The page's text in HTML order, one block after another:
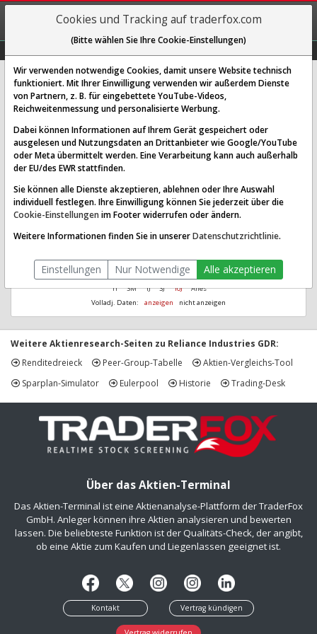
REGIS-
TRIEREN
Reliance Industries GDR
[RLI | WKN 884241 | ISIN US7594701077]
Aus 1.000
wurden seit 2016
3.709,89
Ø Performance
letzte 10 Jahre
14,44 %
1T 3M 1J 3J 10J
Alles
Volladj. Daten:
anzeigen nicht anzeigen
Weitere Aktienresearch-Seiten zu Reliance Industries GDR:
Renditedreieck
Peer-Group-Tabelle
Aktien-Vergleichs-Tool
Sparplan-Simulator
Eulerpool Historie Trading-Desk
Über das Aktien-Terminal
Das Aktien-Terminal ist eine Aktienanalyse-Plattform der TraderFox
GmbH. Anleger können ihre Aktien analysieren und bewerten
lassen. Die beliebteste Funktion ist der Qualitäts-Check, der angibt,
ob eine Aktie zum Kaufen und Liegenlassen geeignet ist.
Kontakt Vertrag kündigen
Cookies und Tracking auf traderfox.com
(Bitte wählen Sie Ihre Cookie-Einstellungen)
Wir verwenden notwendige Cookies, damit unsere Website technisch
funktioniert. Mit Ihrer Einwilligung verwenden wir außerdem Dienste
von Partnern, z. B. für eingebettete YouTube-Videos,
Reichweitenmessung und personalisierte Werbung.
Dabei können Informationen auf Ihrem Gerät gespeichert oder
ausgelesen und Nutzungsdaten an Drittanbieter wie Google/YouTube
oder Meta übermittelt werden. Eine Verarbeitung kann auch außerhalb
der EU/des EWR stattfinden.
Sie können alle Dienste akzeptieren, ablehnen oder Ihre Auswahl
individuell festlegen. Ihre Einwilligung können Sie jederzeit über die
Cookie-Einstellungen im Footer widerrufen oder ändern.
Weitere Informationen finden Sie in unsererDatenschutzrichtlinie.
Einstellungen Nur Notwendige Alle akzeptieren